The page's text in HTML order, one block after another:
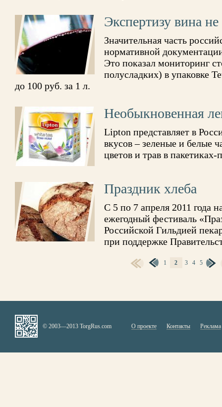
Экспертизу вина
Значительная часть
нормативной
Это показал мониторинг
полусладких) в упаковке
до 100 руб. за 1 л.
Необыкновенная
Lipton представляет в
вкусов – зеленые и белые
цветов и трав в
Праздник хлеба
С 5 по 7 апреля 2011 года
ежегодный фестиваль
Российской Гильдией
при поддержке
1 2 3 4 5
© 2003—2013 TorgRus.com О проекте Контакты Реклама